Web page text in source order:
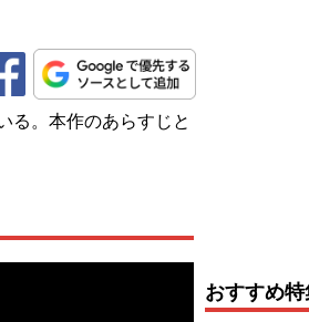
る。本作のあらすじと
おすすめ